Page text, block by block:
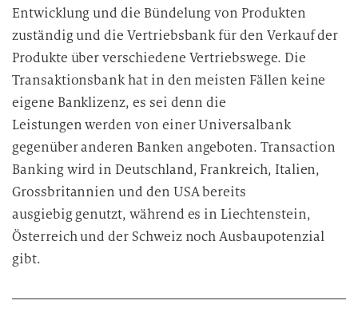
Entwicklung und die Bündelung von Produkten
zuständig und die Vertriebsbank für den Verkauf der
Produkte über verschiedene Vertriebswege. Die
Transaktionsbank hat in den meisten Fällen keine
eigene Banklizenz, es sei denn die
Leistungen werden von einer Universalbank
gegenüber anderen Banken angeboten. Transaction
Banking wird in Deutschland, Frankreich, Italien,
Grossbritannien und den USA bereits
ausgiebig genutzt, während es in Liechtenstein,
Österreich und der Schweiz noch Ausbaupotenzial
gibt.